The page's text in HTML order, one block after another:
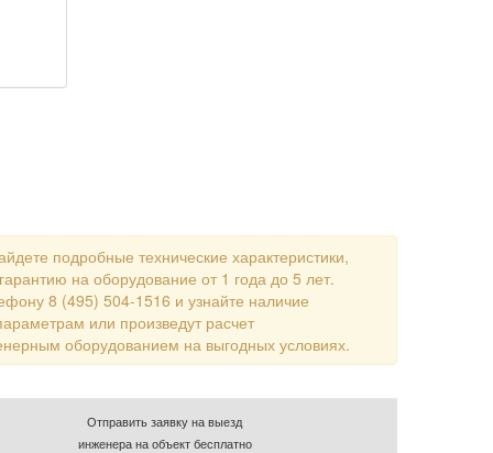
подробные технические характеристики,
на оборудование от 1 года до 5 лет.
8 (495) 504-1516 и узнайте наличие
или произведут расчет
оборудованием на выгодных условиях.
Отправить заявку на выезд
инженера на объект бесплатно